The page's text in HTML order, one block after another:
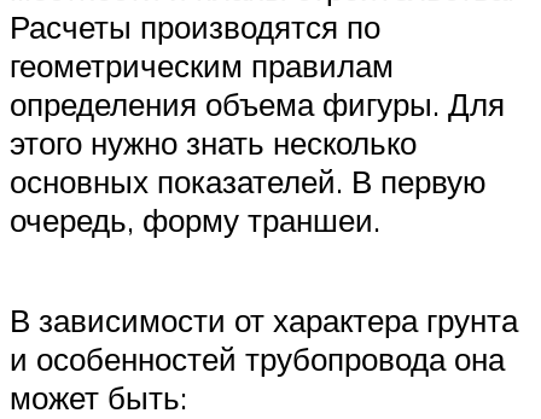
Расчеты производятся по
геометрическим правилам
определения объема фигуры. Для
этого нужно знать несколько
основных показателей. В первую
очередь, форму траншеи.
В зависимости от характера грунта
и особенностей трубопровода она
может быть: